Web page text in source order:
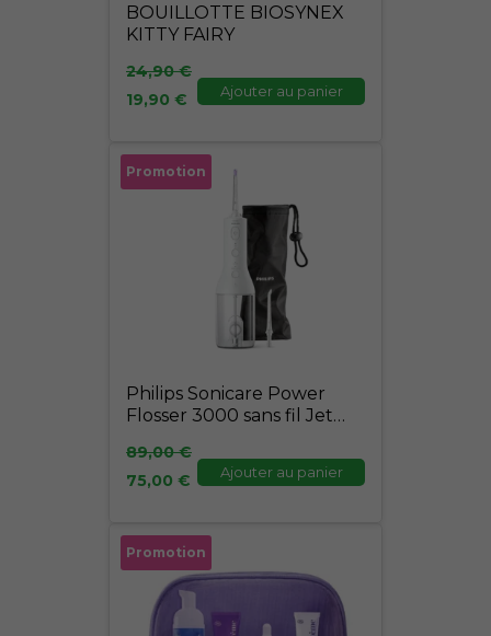
BOUILLOTTE BIOSYNEX
KITTY FAIRY
24,90€
19,90 € Ajouter au panier
Promotion
Philips Sonicare Power
Flosser 3000 sans fil Jet
89,00€
Le
prix
75,00 €
Le
prix
actuel
75,00 €.
Ajouter au panier
Promotion
Le
prix
initial
était :
Le
prix
actuel
est :